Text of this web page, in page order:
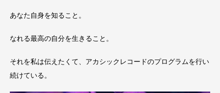
あなた自身を知ること。
なれる最高の自分を生きること。
それを私は伝えたくて、アカシックレコードのプログラムを行い
続けている。